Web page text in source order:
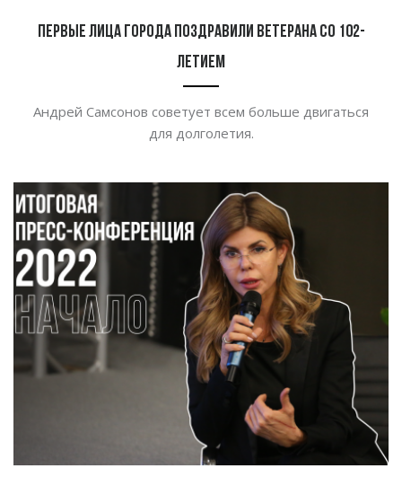
Первые лица города поздравили ветерана со 102-
летием
Андрей Самсонов советует всем больше двигаться
для долголетия.